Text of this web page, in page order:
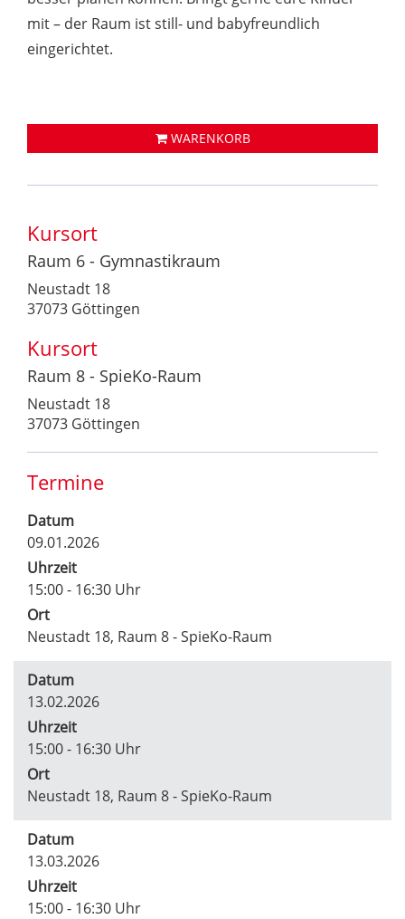
mit – der Raum ist still- und babyfreundlich
eingerichtet.
WARENKORB
Kursort
Raum 6 - Gymnastikraum
Neustadt 18
37073 Göttingen
Kursort
Raum 8 - SpieKo-Raum
Neustadt 18
37073 Göttingen
Termine
Datum
09.01.2026
Uhrzeit
15:00 - 16:30 Uhr
Ort
Neustadt 18, Raum 8 - SpieKo-Raum
Datum
13.02.2026
Uhrzeit
15:00 - 16:30 Uhr
Ort
Neustadt 18, Raum 8 - SpieKo-Raum
Datum
13.03.2026
Uhrzeit
15:00 - 16:30 Uhr